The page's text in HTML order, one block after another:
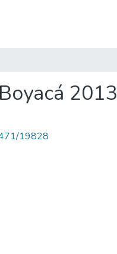
2013
19828